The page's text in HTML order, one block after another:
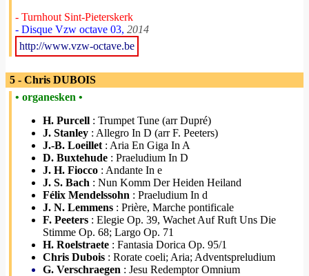
- Turnhout Sint-Pieterskerk
- Disque Vzw octave 03, 2014
http://www.vzw-octave.be
5 - Chris DUBOIS
• organesken •
H. Purcell : Trumpet Tune (arr Dupré)
J. Stanley : Allegro In D (arr F. Peeters)
J.-B. Loeillet : Aria En Giga In A
D. Buxtehude : Praeludium In D
J. H. Fiocco : Andante In e
J. S. Bach : Nun Komm Der Heiden Heiland
Félix Mendelssohn : Praeludium In d
J. N. Lemmens : Prière, Marche pontificale
F. Peeters : Elegie Op. 39, Wachet Auf Ruft Uns Die
Stimme Op. 68; Largo Op. 71
H. Roelstraete : Fantasia Dorica Op. 95/1
Chris Dubois : Rorate coeli; Aria; Adventspreludium
G. Verschraegen : Jesu Redemptor Omnium